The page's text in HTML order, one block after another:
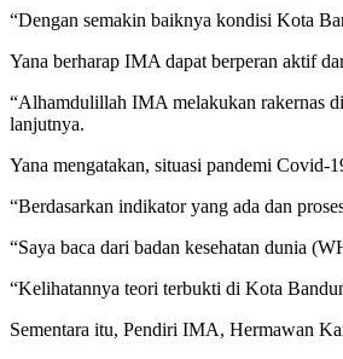
“Dengan semakin baiknya kondisi Kota
Yana berharap IMA dapat berperan aktif
“Alhamdulillah IMA melakukan rakernas
lanjutnya.
Yana mengatakan, situasi pandemi
“Berdasarkan indikator yang ada dan
“Saya baca dari badan kesehatan dunia
“Kelihatannya teori terbukti di Kota
Sementara itu, Pendiri IMA, Hermawan